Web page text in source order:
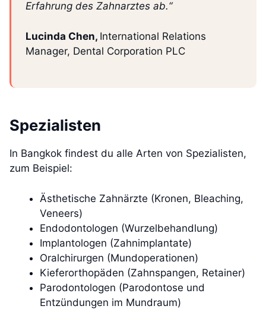
Erfahrung des Zahnarztes ab.“
Lucinda Chen, International Relations
Manager, Dental Corporation PLC
Spezialisten
In Bangkok findest du alle Arten von Spezialisten,
zum Beispiel:
Ästhetische Zahnärzte (Kronen, Bleaching,
Veneers)
Endodontologen (Wurzelbehandlung)
Implantologen (Zahnimplantate)
Oralchirurgen (Mundoperationen)
Kieferorthopäden (Zahnspangen, Retainer)
Parodontologen (Parodontose und
Entzündungen im Mundraum)